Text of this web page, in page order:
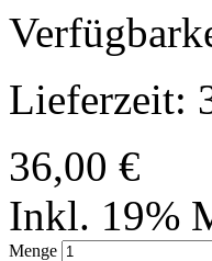
Lieferzeit:
36,00 €
Inkl. 19%
Menge